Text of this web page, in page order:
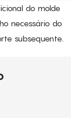
do molde
necessário do
subsequente.